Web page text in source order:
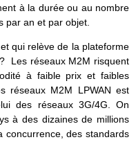
à la durée ou au nombre
par an et par objet.
qui relève de la plateforme
Les réseaux M2M risquent
à faible prix et faibles
réseaux M2M LPWAN est
des réseaux 3G/4G. On
à des dizaines de millions
concurrence, des standards